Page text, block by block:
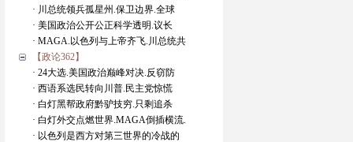
· 川总统领兵孤星州.保卫边界.全球
· 美国政治公开公正科学透明.议长
· MAGA.以色列与上帝齐飞.川总统共
【政论362】
· 24大选.美国政治巅峰对决.反窃防
· 西语系选民转向川普.民主党惊慌
· 白灯黑帮政府黔驴技穷.只剩追杀
· 白灯外交点燃世界.MAGA倒插横流.
· 以色列是西方对第三世界的冷战的